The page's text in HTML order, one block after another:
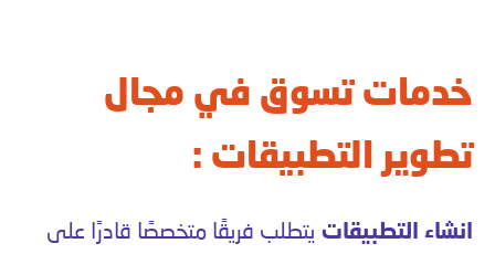
خدمات تسوق في مجال
تطوير التطبيقات :
انشاء التطبيقات يتطلب فريقًا متخصصًا قادرًا على